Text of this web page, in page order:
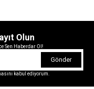
Olun
Sen Haberdar Ol!
Gönder
kabul ediyorum.